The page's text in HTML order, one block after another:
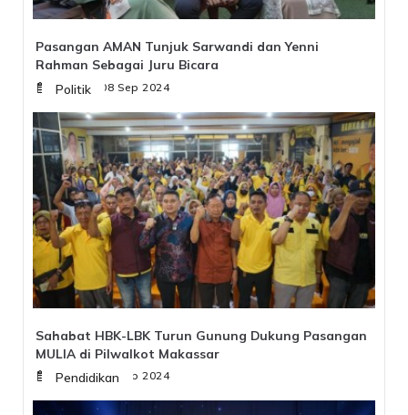
Pasangan AMAN Tunjuk Sarwandi dan Yenni
Rahman Sebagai Juru Bicara
Minggu, 08 Sep 2024
Politik
Sahabat HBK-LBK Turun Gunung Dukung Pasangan
MULIA di Pilwalkot Makassar
Minggu, 08 Sep 2024
Pendidikan